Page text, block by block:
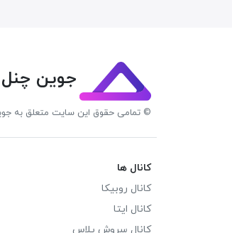
جوین چنل
© تمامی حقوق این سایت متعلق به
کانال ها
کانال روبیکا
کانال ایتا
کانال سروش پلاس